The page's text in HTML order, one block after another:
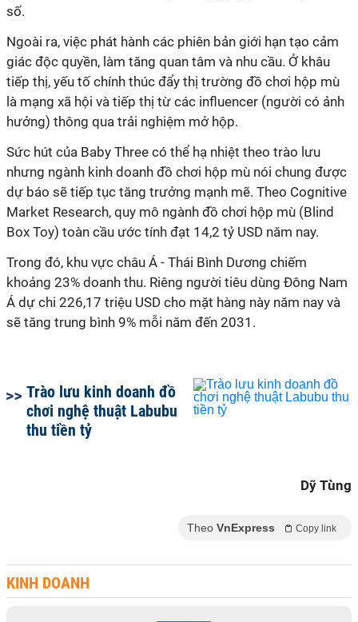
số.
Ngoài ra, việc phát hành các phiên bản giới hạn tạo cảm
giác độc quyền, làm tăng quan tâm và nhu cầu. Ở khâu
tiếp thị, yếu tố chính thúc đẩy thị trường đồ chơi hộp mù
là mạng xã hội và tiếp thị từ các influencer (người có ảnh
hưởng) thông qua trải nghiệm mở hộp.
Sức hút của Baby Three có thể hạ nhiệt theo trào lưu
nhưng ngành kinh doanh đồ chơi hộp mù nói chung được
dự báo sẽ tiếp tục tăng trưởng mạnh mẽ. Theo Cognitive
Market Research, quy mô ngành đồ chơi hộp mù (Blind
Box Toy) toàn cầu ước tính đạt 14,2 tỷ USD năm nay.
Trong đó, khu vực châu Á - Thái Bình Dương chiếm
khoảng 23% doanh thu. Riêng người tiêu dùng Đông Nam
Á dự chi 226,17 triệu USD cho mặt hàng này năm nay và
sẽ tăng trung bình 9% mỗi năm đến 2031.
Trào lưu kinh doanh đồ
chơi nghệ thuật Labubu
thu tiền tỷ
Dỹ Tùng
Theo VnExpress Copy link
KINH DOANH